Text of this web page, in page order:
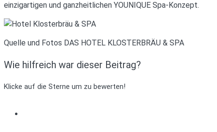
einzigartigen und ganzheitlichen YOUNIQUE Spa-Konzept.
Quelle und Fotos DAS HOTEL KLOSTERBRÄU & SPA
Wie hilfreich war dieser Beitrag?
Klicke auf die Sterne um zu bewerten!